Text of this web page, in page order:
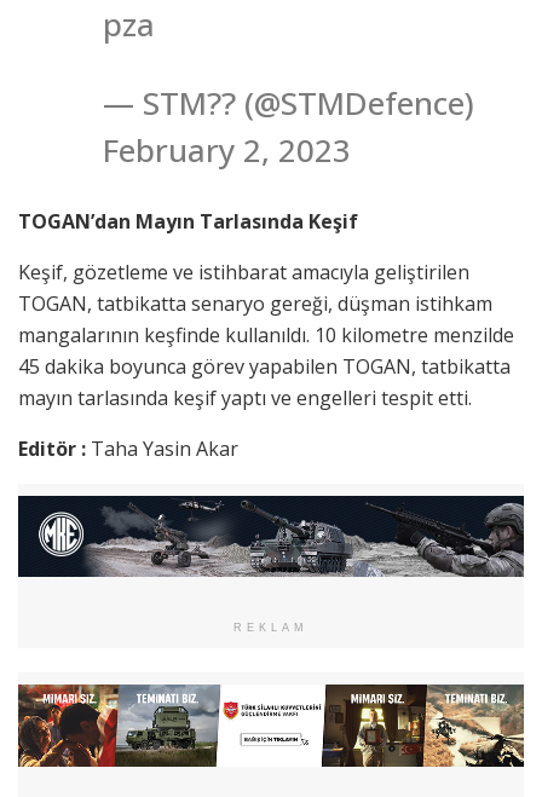
pza
— STM?? (@STMDefence)
February 2, 2023
TOGAN’dan Mayın Tarlasında Keşif
Keşif, gözetleme ve istihbarat amacıyla geliştirilen
TOGAN, tatbikatta senaryo gereği, düşman istihkam
mangalarının keşfinde kullanıldı. 10 kilometre menzilde
45 dakika boyunca görev yapabilen TOGAN, tatbikatta
mayın tarlasında keşif yaptı ve engelleri tespit etti.
Editör : Taha Yasin Akar
REKLAM